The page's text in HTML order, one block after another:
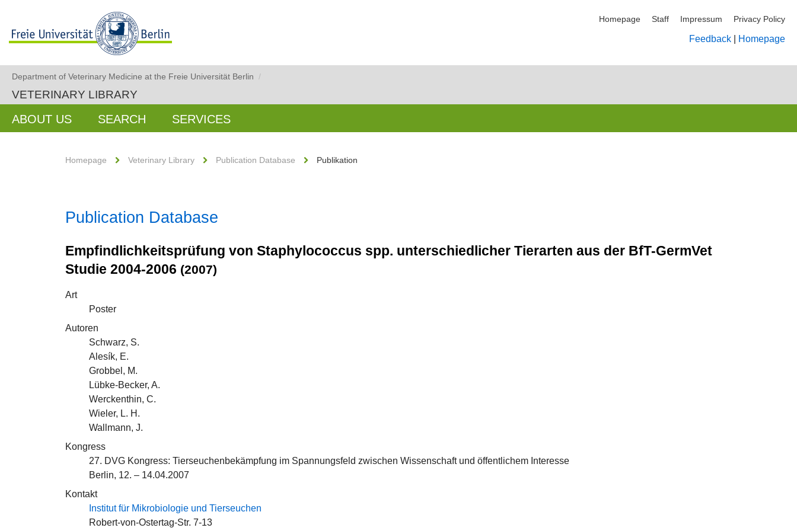
Homepage Staff Impressum Privacy Policy
Feedback Homepage
Department of Veterinary Medicine at the Freie Universität Berlin /
VETERINARY LIBRARY
ABOUT US SEARCH SERVICES
Homepage Veterinary Library Publication Database Publikation
Publication Database
Empfindlichkeitsprüfung von Staphylococcus spp. unterschiedlicher Tierarten aus der BfT-GermVet
Studie 2004-2006 (2007)
Art
Poster
Autoren
Schwarz, S.
Alesík, E.
Grobbel, M.
Lübke-Becker, A.
Werckenthin, C.
Wieler, L. H.
Wallmann, J.
Kongress
27. DVG Kongress: Tierseuchenbekämpfung im Spannungsfeld zwischen Wissenschaft und öffentlichem Interesse
Berlin, 12. – 14.04.2007
Kontakt
Institut für Mikrobiologie und Tierseuchen
Robert-von-Ostertag-Str. 7-13